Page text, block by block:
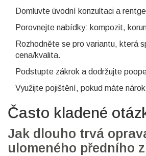
Domluvte úvodní konzultaci a
Porovnejte nabídky: kompozit,
Rozhodněte se pro variantu, která
cena/kvalita.
Podstupte zákrok a dodržujte
Využijte pojištění, pokud máte
Často kladené
Jak dlouho trvá
ulomeného předního